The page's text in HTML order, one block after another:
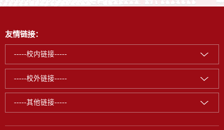
友情链接：
-----校内链接-----
-----校外链接-----
-----其他链接-----